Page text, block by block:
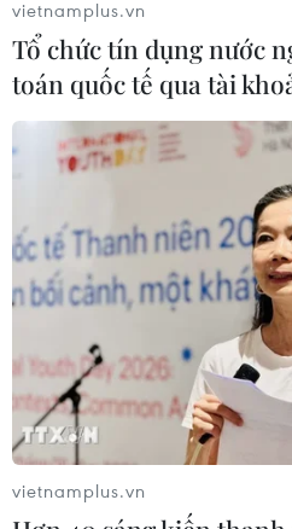
Khuyến khích các cơ sở
học cạnh tranh bằng chất
06/08/2026 13:41
Cần Thơ xem xét đề xuất xây
hợp Giáo dục-Đào tạo 636
06/08/2026 13:24
Xem
vietnamplus.vn
Tổ chức tín dụng nước
toán quốc tế qua tài
vietnamplus.vn